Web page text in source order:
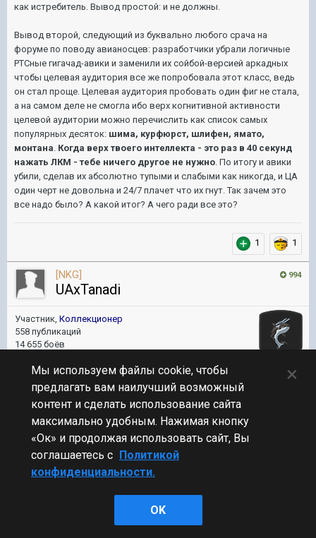
как истребитель. Вывод простой: и не должны.
Вывод второй, следующий из буквально любого срача на
форуме по поводу авианосцев: разработчики убрали логичные
РТСные гигачад-авики и заменили их сойбой-версией аркадных
чтобы целевая аудитория все же попробовала этот класс, ведь
он стал проще. Целевая аудитория пробовать один фиг не стала,
а на самом деле не смогла ибо верх когнитивной активности
целевой аудитории можно перечислить как список самых
популярных десяток: шима, курфюрст, шлифен, ямато,
монтана Когда верх твоего интеллекта - это раз в 40 секунд
нажать ЛКМ - тебе ничего другое не нужно . По итогу и авики
убили, сделав их абсолютно тупыми и слабыми как никогда, и ЦА
один черт не довольна и 24/7 плачет что их гнут. Так зачем это
все надо было? А какой итог? А чего ради все это?
1 1
994
[NKG]
UAxTanadi
Участник, Коллекционер
558 публикаций
14 655 боёв
Опубликовано:30 сен 2024, 16:28:58
В 30.09.2024 в 15:36:58 пользователь
At0s_de_La_Fere сказал:
Задача ГБ - это бороться с подлодками. Задача люстры - уж
точно не в том чтобы погнаться за одной летающей лодкой
и вдевятером даже 1 самолетик не сбить.
Задача патрульных истребителей - сбивать воздушные цели в
Мы используем файлы cookie, чтобы
предлагать вам наилучший возможный
контент и сделать использование сайта
максимально удобным. Нажимая кнопку
«Ок» и продолжая использовать сайт, Вы
соглашаетесь с Политикой
конфиденциальности.
OK
×